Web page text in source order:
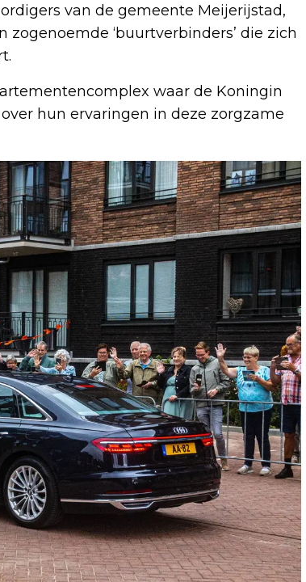
van de gemeente Meijerijstad,
‘buurtverbinders’ die zich
waar de Koningin
hun ervaringen in deze zorgzame